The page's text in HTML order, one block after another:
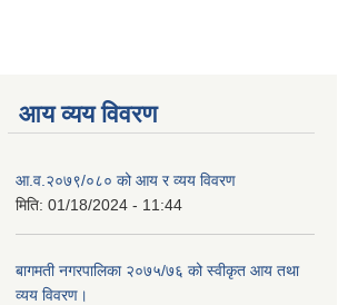
आय व्यय विवरण
आ.व.२०७९/०८० को आय र व्यय विवरण
मिति: 01/18/2024 - 11:44
बागमती नगरपालिका २०७५/७६ को स्वीकृत आय तथा
व्यय विवरण।